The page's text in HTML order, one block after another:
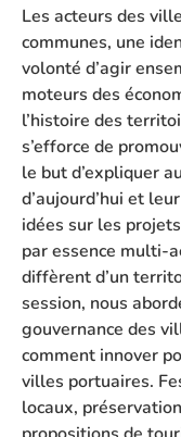
Les acteurs des
communes, une
volonté d’agir
moteurs des
l’histoire des
s’efforce de
le but d’expliquer
d’aujourd’hui et
idées sur les
par essence multi-
diffèrent d’un
session, nous
gouvernance des
comment innover
villes portuaires.
locaux,